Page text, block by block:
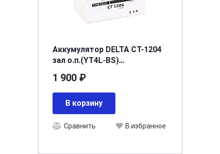
Аккумулятор DELTA СТ-1204
зал о.п.(YT4L-BS)
1 900 ₽
В корзину
Сравнить В избранное